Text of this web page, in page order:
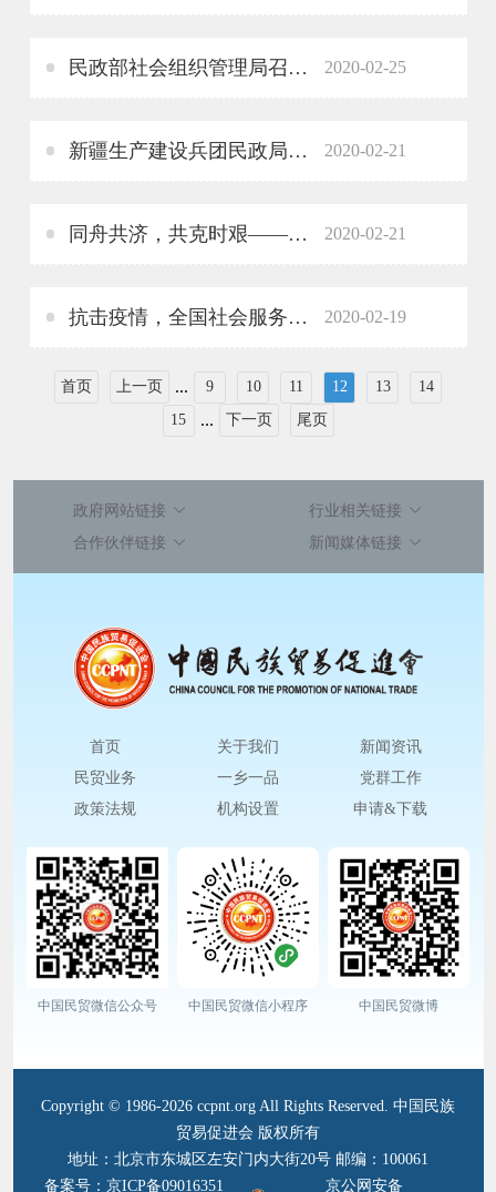
民政部社会组织管理局召开学习贯彻全国人大常委会 关于全面禁止非法野生动物交易有关决定工作座谈会 2020-02-25
新疆生产建设兵团民政局动员社会组织、慈善组织、社会工作机构、志愿者依法有序参与疫情防控工作 2020-02-21
同舟共济，共克时艰——黑龙江省黑河市中小企业协会在行动 2020-02-21
抗击疫情，全国社会服务机构、社区社会组织在行动（一） 2020-02-19
首页 上一页 ... 9 10 11 12 13
14
15
... 下一页 尾页
政府网站链接
行业相关链接
合作伙伴链接
新闻媒体链接
首页 关于我们
新闻资讯
民贸业务
一乡一品
党群工作
政策法规
机构设置 申请&下载
中国民贸微信公众号 中国民贸微信小程序 中国民贸微博
Copyright © 1986-2026 ccpnt.org All Rights Reserved. 中国民族
贸易促进会 版权所有
地址：北京市东城区左安门内大街20号 邮编：100061
备案号：京ICP备09016351
京公网安备